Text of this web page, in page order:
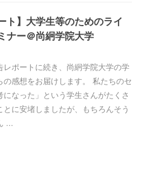
ト】大学生等のためのライ
ナー＠尚絅学院大学
レポートに続き、尚絅学院大学の学
の感想をお届けします。 私たちのセ
になった」という学生さんがたくさ
とに安堵しましたが、もちろんそう
...